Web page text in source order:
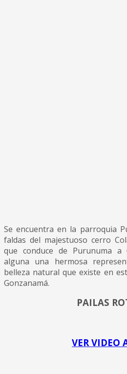
Se encuentra en la parroquia
faldas del majestuoso cerro
que conduce de Purunuma a
alguna una hermosa
belleza natural que existe en
Gonzanamá.
PAILAS
VER VIDEO